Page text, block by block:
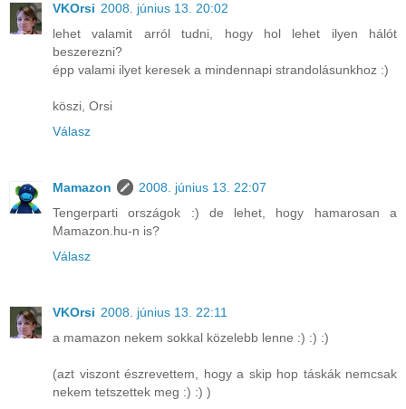
VKOrsi 2008. június 13. 20:02
lehet valamit arról tudni, hogy hol lehet ilyen hálót
beszerezni?
épp valami ilyet keresek a mindennapi strandolásunkhoz :)
köszi, Orsi
Válasz
Mamazon
2008. június 13. 22:07
Tengerparti országok :) de lehet, hogy hamarosan a
Mamazon.hu-n is?
Válasz
VKOrsi 2008. június 13. 22:11
a mamazon nekem sokkal közelebb lenne :) :) :)
(azt viszont észrevettem, hogy a skip hop táskák nemcsak
nekem tetszettek meg :) :) )